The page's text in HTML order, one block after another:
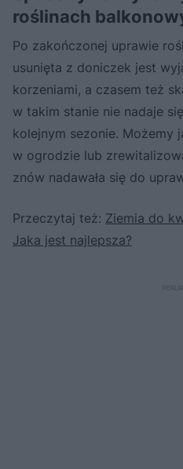
roślinach
Po zakończonej uprawie
usunięta z doniczek jest
korzeniami, a czasem też
w takim stanie nie nadaje
kolejnym sezonie. Możemy
w ogrodzie lub
znów nadawała się do
Przeczytaj też: Ziemia do
Jaka jest najlepsza?